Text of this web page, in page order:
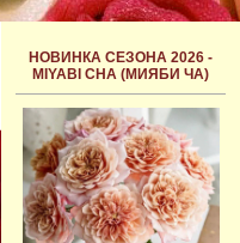
НОВИНКА СЕЗОНА 2026 -
MIYABI CHA (МИЯБИ ЧА)